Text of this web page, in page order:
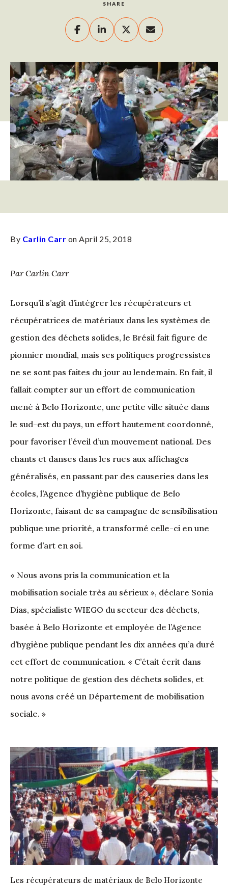
SHARE
By Carlin Carr on April 25, 2018
Par Carlin Carr
Lorsqu’il s’agit d’intégrer les récupérateurs et
récupératrices de matériaux dans les systèmes de
gestion des déchets solides, le Brésil fait figure de
pionnier mondial, mais ses politiques progressistes
ne se sont pas faites du jour au lendemain. En fait, il
fallait compter sur un effort de communication
mené à Belo Horizonte, une petite ville située dans
le sud-est du pays, un effort hautement coordonné,
pour favoriser l’éveil d’un mouvement national. Des
chants et danses dans les rues aux affichages
généralisés, en passant par des causeries dans les
écoles, l’Agence d’hygiène publique de Belo
Horizonte, faisant de sa campagne de sensibilisation
publique une priorité, a transformé celle-ci en une
forme d’art en soi.
« Nous avons pris la communication et la
mobilisation sociale très au sérieux », déclare Sonia
Dias, spécialiste WIEGO du secteur des déchets,
basée à Belo Horizonte et employée de l’Agence
d’hygiène publique pendant les dix années qu’a duré
cet effort de communication. « C’était écrit dans
notre politique de gestion des déchets solides, et
nous avons créé un Département de mobilisation
sociale. »
Les récupérateurs de matériaux de Belo Horizonte